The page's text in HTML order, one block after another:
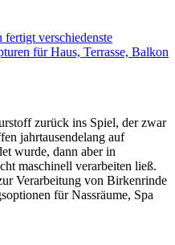
verschiedenste
für Haus, Terrasse, Balkon
zurück ins Spiel, der zwar
jahrtausendelang auf
wurde, dann aber in
maschinell verarbeiten ließ.
Verarbeitung von Birkenrinde
für Nassräume, Spa